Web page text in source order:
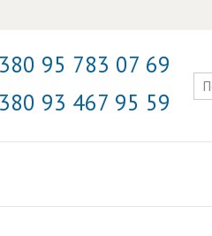
95 783 07 69
93 467 95 59